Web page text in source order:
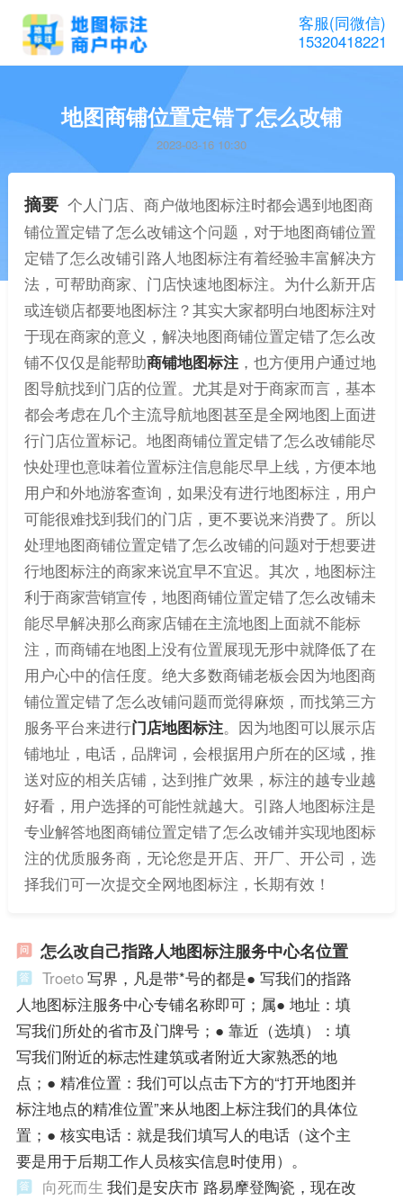
客服(同微信)
15320418221
地图商铺位置定错了怎么改铺
2023-03-16 10:30
摘要 个人门店、商户做地图标注时都会遇到地图商
铺位置定错了怎么改铺这个问题，对于地图商铺位置
定错了怎么改铺引路人地图标注有着经验丰富解决方
法，可帮助商家、门店快速地图标注。为什么新开店
或连锁店都要地图标注？其实大家都明白地图标注对
于现在商家的意义，解决地图商铺位置定错了怎么改
铺不仅仅是能帮助商铺地图标注，也方便用户通过地
图导航找到门店的位置。尤其是对于商家而言，基本
都会考虑在几个主流导航地图甚至是全网地图上面进
行门店位置标记。地图商铺位置定错了怎么改铺能尽
快处理也意味着位置标注信息能尽早上线，方便本地
用户和外地游客查询，如果没有进行地图标注，用户
可能很难找到我们的门店，更不要说来消费了。所以
处理地图商铺位置定错了怎么改铺的问题对于想要进
行地图标注的商家来说宜早不宜迟。其次，地图标注
利于商家营销宣传，地图商铺位置定错了怎么改铺未
能尽早解决那么商家店铺在主流地图上面就不能标
注，而商铺在地图上没有位置展现无形中就降低了在
用户心中的信任度。绝大多数商铺老板会因为地图商
铺位置定错了怎么改铺问题而觉得麻烦，而找第三方
服务平台来进行门店地图标注。因为地图可以展示店
铺地址，电话，品牌词，会根据用户所在的区域，推
送对应的相关店铺，达到推广效果，标注的越专业越
好看，用户选择的可能性就越大。引路人地图标注是
专业解答地图商铺位置定错了怎么改铺并实现地图标
注的优质服务商，无论您是开店、开厂、开公司，选
择我们可一次提交全网地图标注，长期有效！
怎么改自己指路人地图标注服务中心名位置
Troeto写界，凡是带*号的都是● 写我们的指路
人地图标注服务中心专铺名称即可；属● 地址：填
写我们所处的省市及门牌号；● 靠近（选填）：填
写我们附近的标志性建筑或者附近大家熟悉的地
点；● 精准位置：我们可以点击下方的“打开地图并
标注地点的精准位置”来从地图上标注我们的具体位
置；● 核实电话：就是我们填写人的电话（这个主
要是用于后期工作人员核实信息时使用）。
向死而生 我们是安庆市 路易摩登陶瓷，现在改